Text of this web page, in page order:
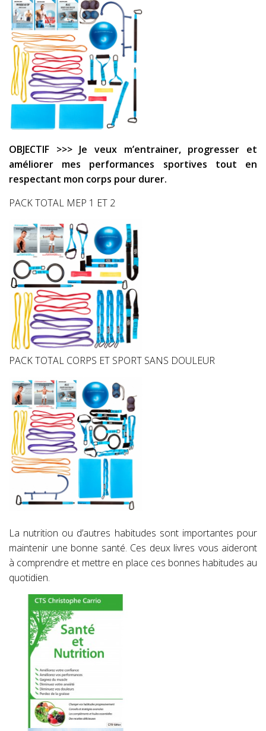
OBJECTIF >>> Je veux m’entrainer, progresser et
améliorer mes performances sportives tout en
respectant mon corps pour durer.
PACK TOTAL MEP 1 ET 2
PACK TOTAL CORPS ET SPORT SANS DOULEUR
La nutrition ou d’autres habitudes sont importantes pour
maintenir une bonne santé. Ces deux livres vous aideront
à comprendre et mettre en place ces bonnes habitudes au
quotidien.